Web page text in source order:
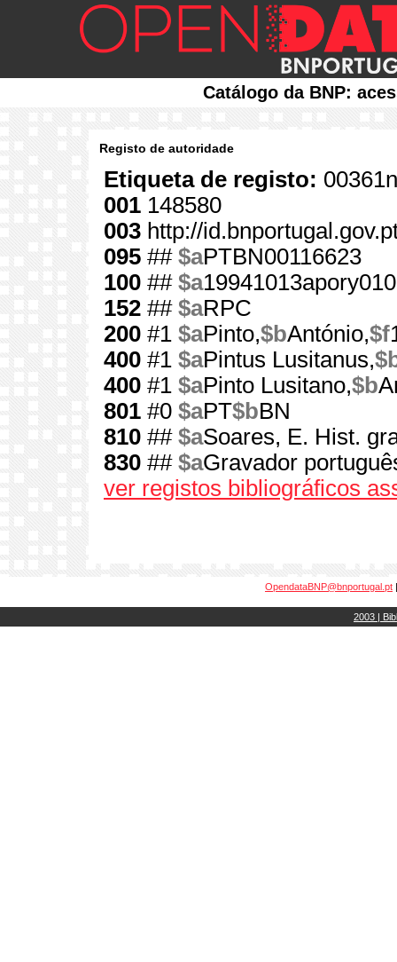
Catálogo da BNP:
Registo de autoridade
Etiqueta de registo:
001 148580
003 http://
095 ## $aPTBN00116623
100 ## $a
152 ## $aRPC
200 #1 $aPinto,$bAntónio,$f
400 #1 $aPintus Lusitanus,
400 #1 $aPinto Lusitano,$b
801 #0 $aPT$bBN
810 ## $aSoares, E. Hist.
830 ## $aGravador
ver registos bibliográficos
OpendataBNP@bnportugal.pt
2003 |